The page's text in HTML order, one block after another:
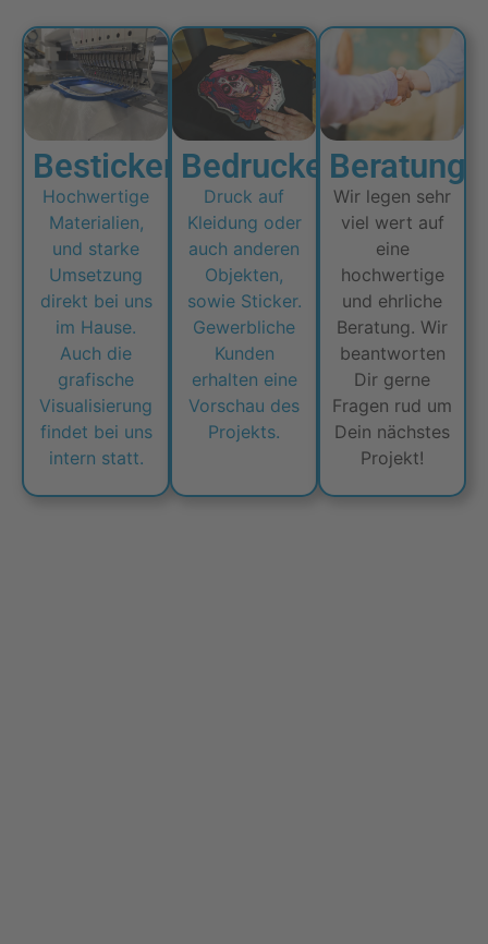
Besticken
Hochwertige
Materialien,
und starke
Umsetzung
direkt bei uns
im Hause.
Auch die
grafische
Visualisierung
findet bei uns
intern statt.
Bedrucken
Druck auf
Kleidung oder
auch anderen
Objekten,
sowie Sticker.
Gewerbliche
Kunden
erhalten eine
Vorschau des
Projekts.
Beratung
Wir legen sehr
viel wert auf
eine
hochwertige
und ehrliche
Beratung. Wir
beantworten
Dir gerne
Fragen rud um
Dein nächstes
Projekt!